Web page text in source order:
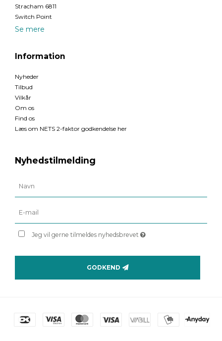
Stracham 6811
Switch Point
Se mere
Information
Nyheder
Tilbud
Vilkår
Om os
Find os
Læs om NETS 2-faktor godkendelse her
Nyhedstilmelding
Jeg vil gerne tilmeldes nyhedsbrevet
GODKEND